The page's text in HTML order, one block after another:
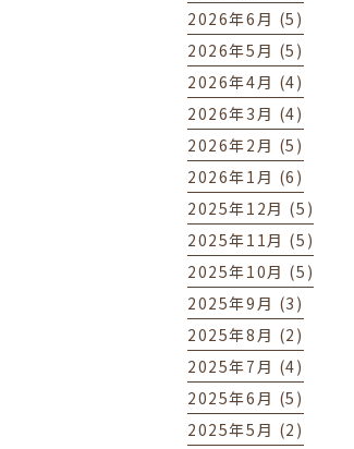
2026年6月 (5)
2026年5月 (5)
2026年4月 (4)
2026年3月 (4)
2026年2月 (5)
2026年1月 (6)
2025年12月 (5)
2025年11月 (5)
2025年10月 (5)
2025年9月 (3)
2025年8月 (2)
2025年7月 (4)
2025年6月 (5)
2025年5月 (2)